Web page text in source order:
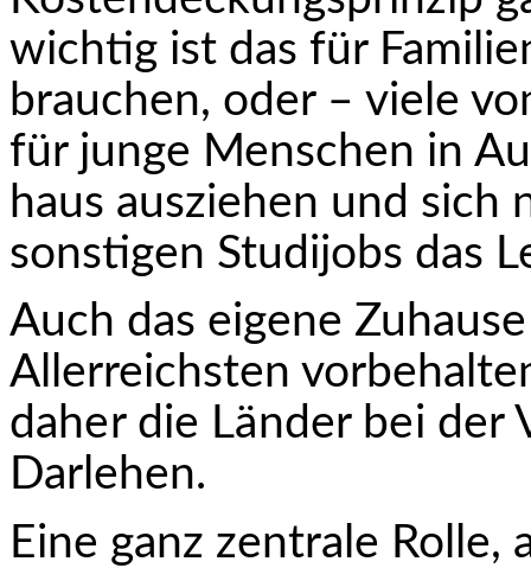
wichtig ist das für
brauchen, oder – viele
für junge Menschen in
haus ausziehen und
sonstigen Studijobs das
Auch das eigene
Allerreichsten
daher die Länder bei der
Darlehen.
Eine ganz zentrale